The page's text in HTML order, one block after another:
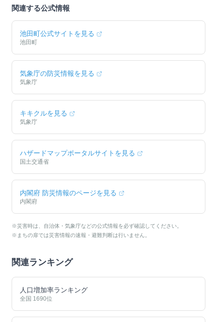
関連する公式情報
池田町公式サイトを見る
池田町
気象庁の防災情報を見る
気象庁
キキクルを見る
気象庁
ハザードマップポータルサイトを見る
国土交通省
内閣府 防災情報のページを見る
内閣府
※災害時は、自治体・気象庁などの公式情報を必ず確認してください。
※まちの扉では災害情報の速報・避難判断は行いません。
関連ランキング
人口増加率ランキング
全国 1690位